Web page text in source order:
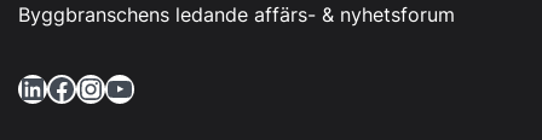
Byggbranschens ledande affärs- & nyhetsforum
LinkedIn Facebook InstagramYouTube